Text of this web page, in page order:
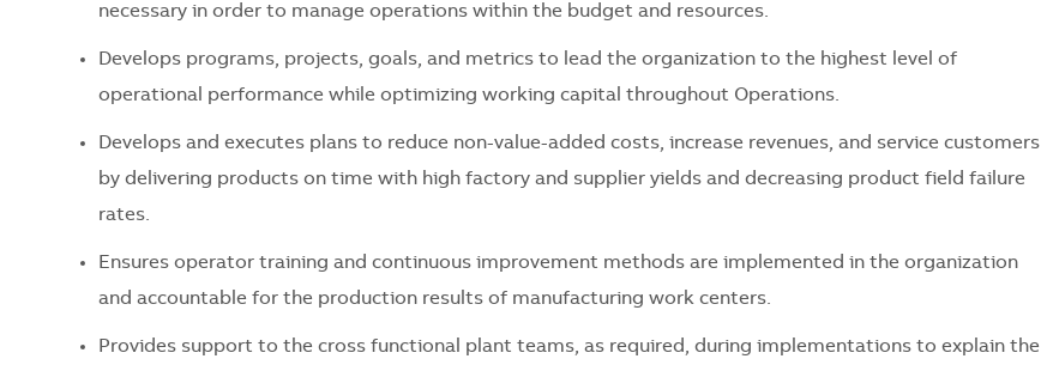
necessary in order to manage operations within the budget and resources.
Develops programs, projects, goals, and metrics to lead the organization to the highest level of
operational performance while optimizing working capital throughout Operations.
Develops and executes plans to reduce non-value-added costs, increase revenues, and service customers
by delivering products on time with high factory and supplier yields and decreasing product field failure
rates.
Ensures operator training and continuous improvement methods are implemented in the organization
and accountable for the production results of manufacturing work centers.
Provides support to the cross functional plant teams, as required, during implementations to explain the